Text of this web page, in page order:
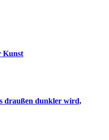
Kunst
draußen dunkler wird,